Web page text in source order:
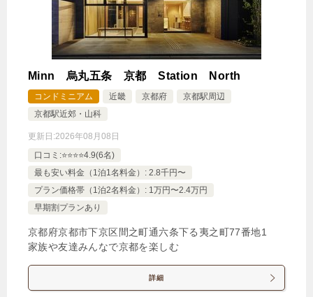
Minn 烏丸五条 京都 Station North
コンドミニアム 近畿 京都府
京都駅周辺
京都駅近郊・山科
更新日:2026年08月08日
口コミ:⭐️⭐️⭐️⭐️4.9(6名)
最も安い料金（1泊1名料金）: 2.8千円〜
プラン価格帯（1泊2名料金）: 1万円〜2.4万円
早期割プランあり
京都府京都市下京区間之町通六条下る夷之町77番地1
家族や友達みんなで京都を楽しむ
詳細